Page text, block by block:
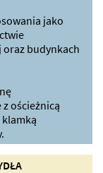
jako
budynkach
ościeżnicą
klamką